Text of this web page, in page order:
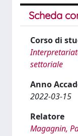
Scheda
Corso di
settoriale
Anno
2022-03-15
Relatore
Magagnin,